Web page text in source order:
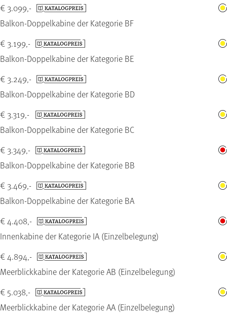
Balkon-Doppelkabine der Kategorie BF
€ 3.099,-
Balkon-Doppelkabine der Kategorie BE
€ 3.199,-
Balkon-Doppelkabine der Kategorie BD
€ 3.249,-
Balkon-Doppelkabine der Kategorie BC
€ 3.319,-
Balkon-Doppelkabine der Kategorie BB
€ 3.349,-
Balkon-Doppelkabine der Kategorie BA
€ 3.469,-
Innenkabine der Kategorie IA (Einzelbelegung)
€ 4.408,-
Meerblickkabine der Kategorie AB (Einzelbelegung)
€ 4.894,-
Meerblickkabine der Kategorie AA (Einzelbelegung)
€ 5.038,-